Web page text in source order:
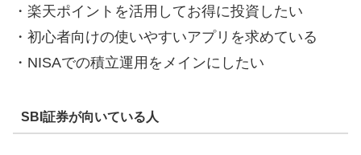
・楽天ポイントを活用してお得に投資したい
・初心者向けの使いやすいアプリを求めている
・NISAでの積立運用をメインにしたい
SBI証券が向いている人